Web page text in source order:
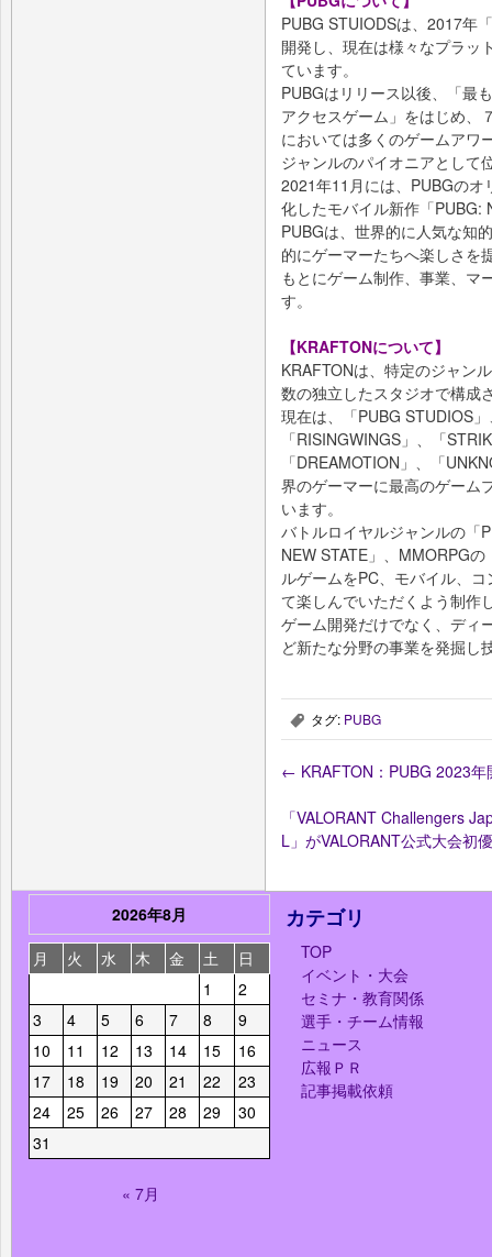
PUBG STUIODSは、2017年
開発し、現在は様々なプラッ
ています。
PUBGはリリース以後、「最
アクセスゲーム」をはじめ、
においては多くのゲームアワ
ジャンルのパイオニアとして
2021年11月には、PUBGの
化したモバイル新作「PUBG:
PUBGは、世界的に人気な知
的にゲーマーたちへ楽しさを
もとにゲーム制作、事業、マ
す。
【KRAFTONについて】
KRAFTONは、特定のジャン
数の独立したスタジオで構成
現在は、「PUBG STUDIOS
「RISINGWINGS」、「
「DREAMOTION」、「
界のゲーマーに最高のゲーム
います。
バトルロイヤルジャンルの「
NEW STATE」、MMORPG
ルゲームをPC、モバイル、
て楽しんでいただくよう制作
ゲーム開発だけでなく、ディ
ど新たな分野の事業を発掘し
, タグ: PUBG
← KRAFTON：PUBG 2023
「VALORANT Challengers
L」がVALORANT公式大会初
2026年8月
月
火 水 木 金 土
日
1
2
3
4 5 6 7 8
9
10
11 12 13 14 15
16
17
18 19 20 21 22
23
24
25 26 27 28 29
30
31
« 7月
カテゴリ
TOP
イベント・大会
セミナ・教育関係
選手・チーム情報
ニュース
広報ＰＲ
記事掲載依頼